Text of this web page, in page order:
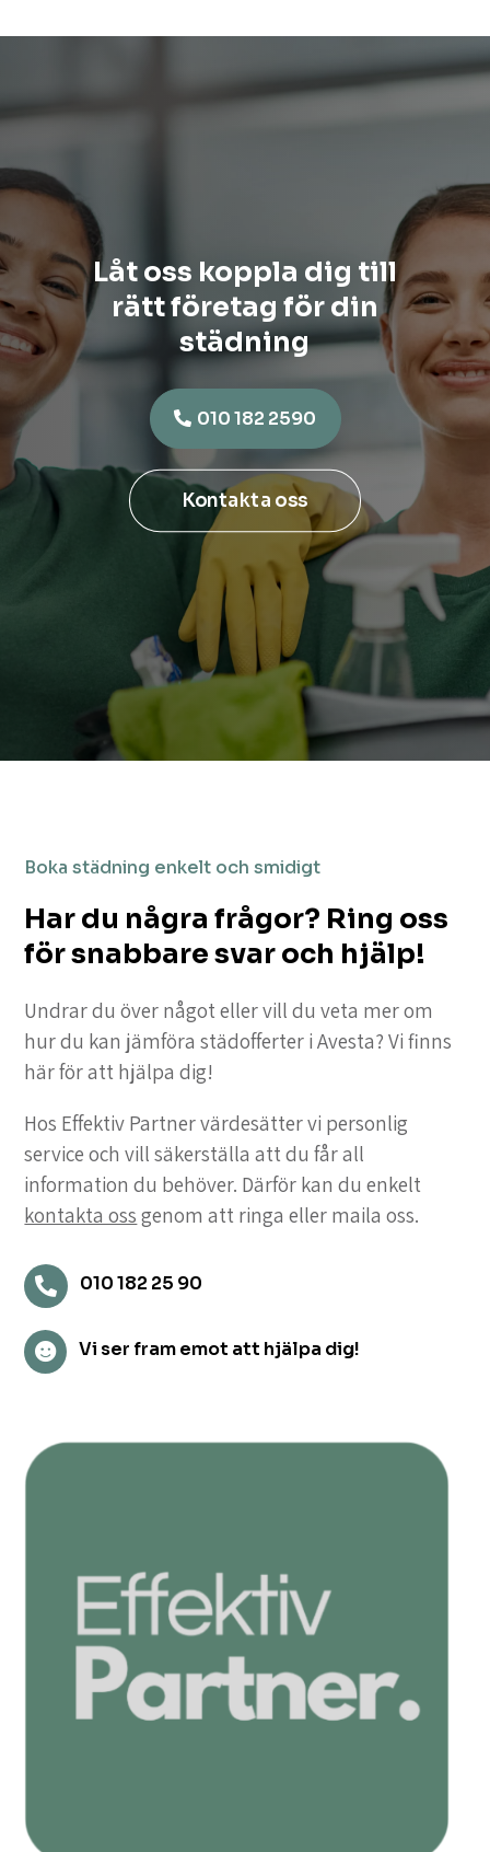
Låt oss koppla dig till
rätt företag för din
städning
010 182 2590
Kontakta oss
Boka städning enkelt och smidigt
Har du några frågor? Ring oss
för snabbare svar och hjälp!
Undrar du över något eller vill du veta mer om
hur du kan jämföra städofferter i Avesta? Vi finns
här för att hjälpa dig!
Hos Effektiv Partner värdesätter vi personlig
service och vill säkerställa att du får all
information du behöver. Därför kan du enkelt
kontakta oss genom att ringa eller maila oss.
 010 182 25 90
 Vi ser fram emot att hjälpa dig!